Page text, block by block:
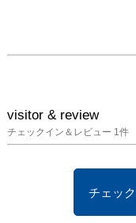
visitor & review
チェックイン＆レビュー 1件
チェッ